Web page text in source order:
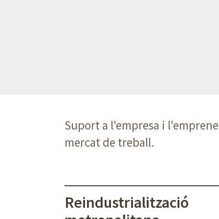
Suport a l'empresa i
mercat de treball.
Reindustrialització